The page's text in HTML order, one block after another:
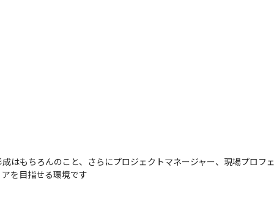
はもちろんのこと、さらにプロジェクトマネージャー、現場プロフ
を目指せる環境です